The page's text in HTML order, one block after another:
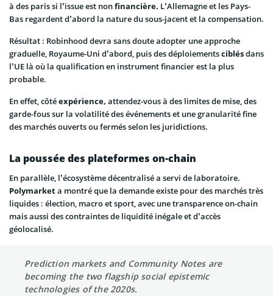
à des paris si l’issue est nonfinancière. L’Allemagne et les Pays-
Bas regardent d’abord la nature du sous-jacent et la compensation.
Résultat : Robinhood devra sans doute adopter une approche
graduelle, Royaume-Uni d’abord, puis des déploiementsciblésdans
l’UE là où la qualification en instrument financier est la plus
probable.
En effet, côtéexpérience, attendez-vous à des limites de mise, des
garde-fous sur la volatilité des événements et une granularité fine
des marchés ouverts ou fermés selon les juridictions.
La poussée des plateformes on-chain
En parallèle, l’écosystème décentralisé a servi de laboratoire.
Polymarketa montré que la demande existe pour des marchés très
liquides : élection, macro et sport, avec une transparence on-chain
mais aussi des contraintes de liquidité inégale et d’accès
géolocalisé.
Prediction markets and Community Notes are
becoming the two flagship social epistemic
technologies of the 2020s.